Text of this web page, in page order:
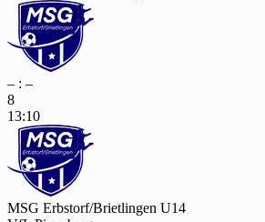
– : –
8
13:10
MSG Erbstorf/Brietlingen U14